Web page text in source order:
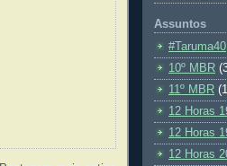
Assuntos
#Taruma40
10º MBR
11º MBR
12 Horas
12 Horas
12 Horas